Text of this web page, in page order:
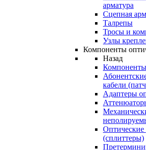
арматура
Сцепная
Талрепы
Тросы и
Узлы
Компоненты
Назад
Компоненты
кабели
Адаптеры
Оптические
(сплиттеры)